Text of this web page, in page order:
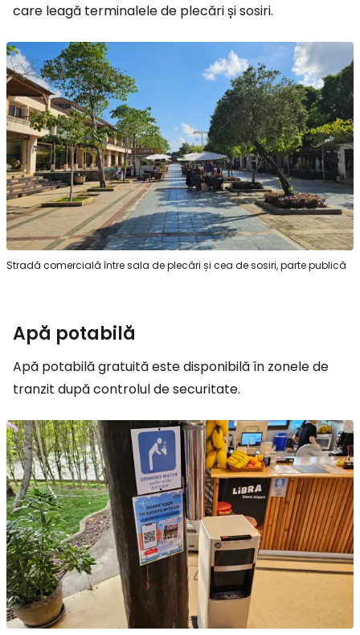
care leagă terminalele de plecări și sosiri.
Stradă comercială între sala de plecări și cea de sosiri, parte publică
Apă potabilă
Apă potabilă gratuită este disponibilă în zonele de
tranzit după controlul de securitate.